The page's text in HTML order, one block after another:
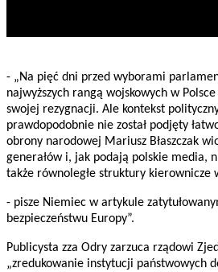
- „Na pięć dni przed wyborami
najwyższych rangą wojskowych w
swojej rezygnacji. Ale kontekst
prawdopodobnie nie został podjęty
obrony narodowej Mariusz Błaszczak
generałów i, jak podają polskie media,
także równoległe struktury kierownicze
- pisze Niemiec w artykule
bezpieczeństwu Europy”.
Publicysta zza Odry zarzuca rządowi
„zredukowanie instytucji państwowych